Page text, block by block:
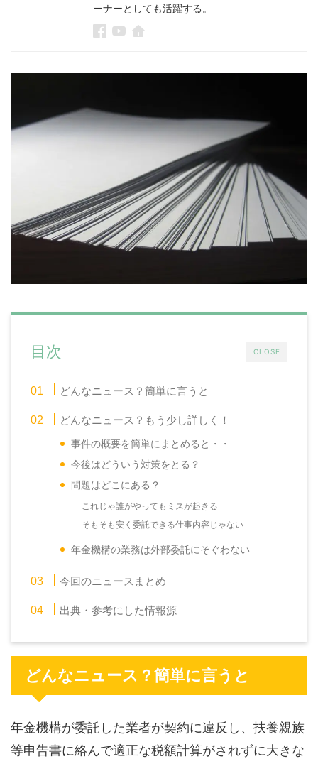
ーナーとしても活躍する。
CLOSE
目次
どんなニュース？簡単に言うと
どんなニュース？もう少し詳しく！
事件の概要を簡単にまとめると・・
今後はどういう対策をとる？
問題はどこにある？
これじゃ誰がやってもミスが起きる
そもそも安く委託できる仕事内容じゃない
年金機構の業務は外部委託にそぐわない
今回のニュースまとめ
出典・参考にした情報源
どんなニュース？簡単に言うと
年金機構が委託した業者が契約に違反し、扶養親族
等申告書に絡んで適正な税額計算がされずに大きな